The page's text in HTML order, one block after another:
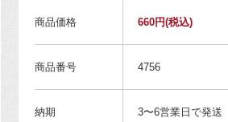
商品価格 660円(税込)
商品番号 4756
納期 3〜6営業日で発送